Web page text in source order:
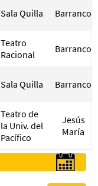
Sala Quilla Barranco
Teatro
Racional
Barranco
Sala Quilla Barranco
Teatro de
la Univ. del
Pacífico
Jesús
María